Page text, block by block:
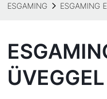
ESGAMING ESGAMING
ÜVEGGEL